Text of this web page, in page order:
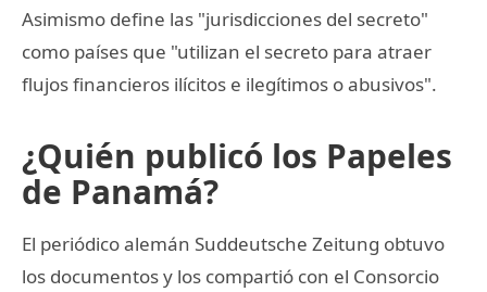
Asimismo define las "jurisdicciones del secreto"
como países que "utilizan el secreto para atraer
flujos financieros ilícitos e ilegítimos o abusivos".
¿Quién publicó los Papeles
de Panamá?
El periódico alemán Suddeutsche Zeitung obtuvo
los documentos y los compartió con el Consorcio